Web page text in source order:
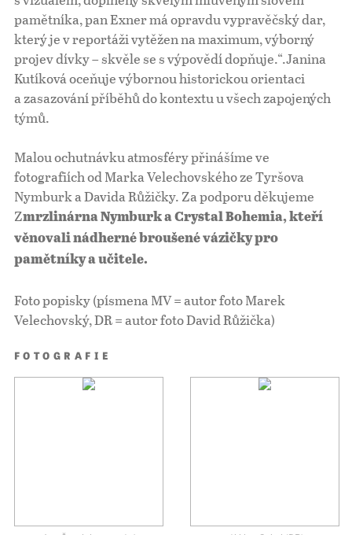
pamětníka, pan Exner má opravdu vypravěčský dar,
který je v reportáži vytěžen na maximum, výborný
projev dívky – skvěle se s výpovědí dopňuje.“.Janina
Kutíková oceňuje výbornou historickou orientaci
a zasazování příběhů do kontextu u všech zapojených
týmů.
Malou ochutnávku atmosféry přinášíme ve
fotografiích od Marka Velechovského ze Tyršova
Nymburk a Davida Růžičky. Za podporu děkujeme
Zmrzlinárna Nymburk a Crystal Bohemia, kteří
věnovali nádherné broušené vázičky pro
pamětníky a učitele.
Foto popisky (písmena MV = autor foto Marek
Velechovský, DR = autor foto David Růžička)
FOTOGRAFIE